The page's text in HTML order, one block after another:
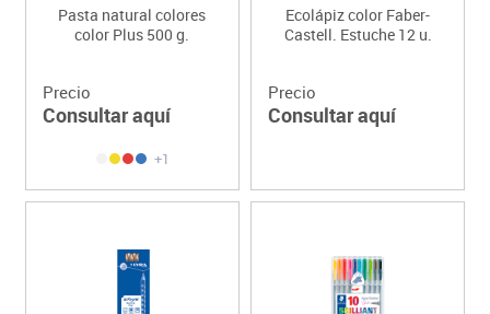
Pasta natural colores
color Plus 500 g.
Precio
Consultar aquí
+1
Ecolápiz color Faber-
Castell. Estuche 12 u.
Precio
Consultar aquí